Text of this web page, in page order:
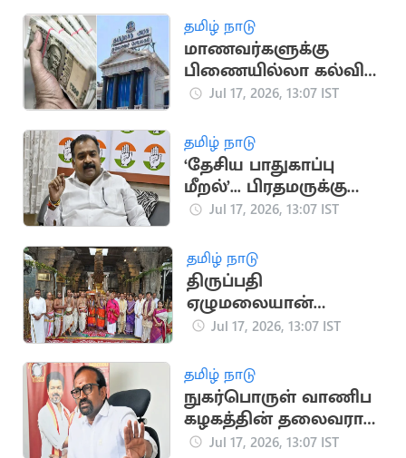
தமிழ் நாடு
மாணவர்களுக்கு
பிணையில்லா கல்விக்
கடன்... அமைச்சர்
Jul 17, 2026, 13:07 IST
தமிழ் நாடு
‘தேசிய பாதுகாப்பு
மீறல்’... பிரதமருக்கு
மாணிக்கம் தாகூர்
Jul 17, 2026, 13:07 IST
தமிழ் நாடு
திருப்பதி
ஏழுமலையான்
கோவிலில்
நடைபெற்ற ஆனிவார
ஆஸ்தான விழா
Jul 17, 2026, 13:07 IST
தமிழ் நாடு
நுகர்பொருள் வாணிப
கழகத்தின் தலைவராக
அமைச்சர்
Jul 17, 2026, 13:07 IST